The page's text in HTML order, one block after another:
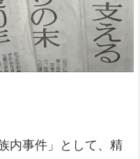
内事件」として、精